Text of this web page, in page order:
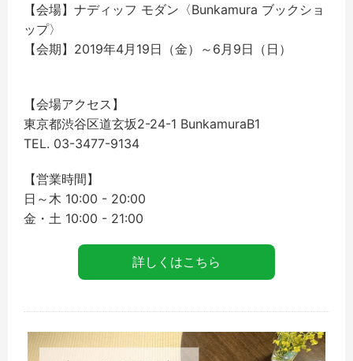
【会場】ナディッフ モダン〈Bunkamura ブックショ
ップ〉
【会期】2019年4月19日（金）～6月9日（日）
【会場アクセス】
東京都渋谷区道玄坂2-24-1 BunkamuraB1
TEL. 03-3477-9134
【営業時間】
日～木 10:00 - 20:00
金・土 10:00 - 21:00
詳しくはこちら